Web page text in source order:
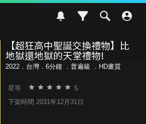
【超狂高中聖誕交換禮物】比
地獄還地獄的天堂禮物!
2022．台灣．6分鐘 ． 普遍級 ．HD畫質
星等 5
下架時間 2031年12月31日